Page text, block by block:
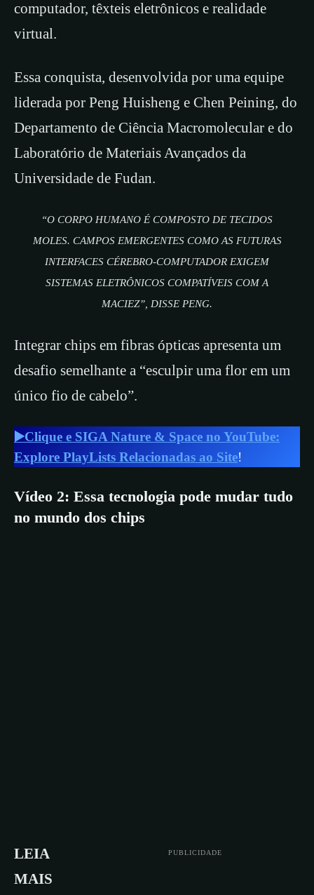
computador, têxteis eletrônicos e realidade
virtual.
Essa conquista, desenvolvida por uma equipe
liderada por Peng Huisheng e Chen Peining, do
Departamento de Ciência Macromolecular e do
Laboratório de Materiais Avançados da
Universidade de Fudan.
“O CORPO HUMANO É COMPOSTO DE TECIDOS
MOLES. CAMPOS EMERGENTES COMO AS FUTURAS
INTERFACES CÉREBRO-COMPUTADOR EXIGEM
SISTEMAS ELETRÔNICOS COMPATÍVEIS COM A
MACIEZ”, DISSE PENG.
Integrar chips em fibras ópticas apresenta um
desafio semelhante a “esculpir uma flor em um
único fio de cabelo”.
▶️Clique e SIGA Nature & Space no YouTube:
Explore PlayLists Relacionadas ao Site!
Vídeo 2: Essa tecnologia pode mudar tudo
no mundo dos chips
PUBLICIDADE
LEIA
MAIS